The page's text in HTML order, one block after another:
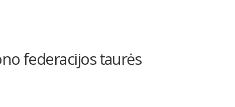
federacijos taurės